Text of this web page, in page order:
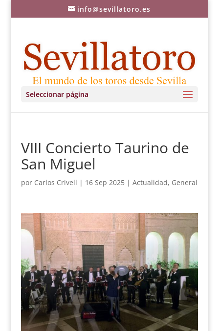
info@sevillatoro.es
Seleccionar página
VIII Concierto Taurino de
San Miguel
por Carlos Crivell | 16 Sep 2025| Actualidad, General